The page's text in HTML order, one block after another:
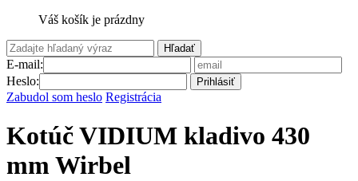
Váš košík je prázdny
Hľadať
E-mail:
Heslo:
Prihlásiť
Zabudol som heslo Registrácia
Kotúč VIDIUM kladivo 430
mm Wirbel